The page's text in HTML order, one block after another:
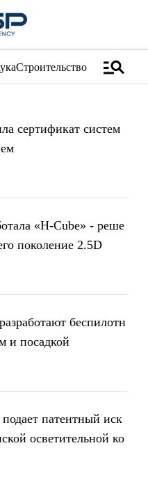
Строительство manage_search
сертификат систем
«H-Cube» - реше
поколение 2.5D
беспилотн
и посадкой
патентный иск
осветительной ко